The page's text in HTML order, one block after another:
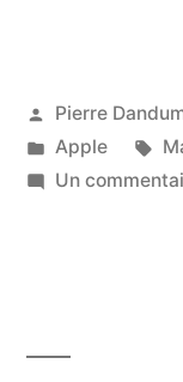
Publié
par
Pierre
Publié
dans
Apple
Un